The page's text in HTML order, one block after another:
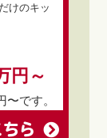
けのキッ
円～
です。
ら